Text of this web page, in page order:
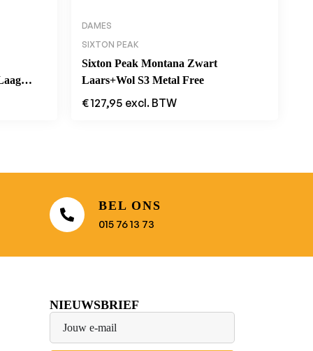
DAMES
SIXTON PEAK
Sixton Peak Montana Zwart
Laars+Wol S3 Metal Free
€127,95 excl. BTW
BEL ONS
015 76 13 73
NIEUWSBRIEF